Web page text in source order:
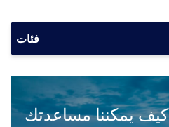
فئات
كيف يمكننا مساعدتك